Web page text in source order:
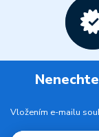
Vložením e-mailu